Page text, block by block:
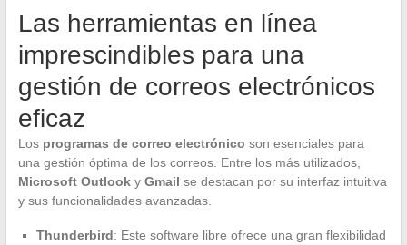
Las herramientas en línea
imprescindibles para una
gestión de correos electrónicos
eficaz
Los programas de correo electrónico son esenciales para
una gestión óptima de los correos. Entre los más utilizados,
Microsoft Outlooky Gmail se destacan por su interfaz intuitiva
y sus funcionalidades avanzadas.
Thunderbird: Este software libre ofrece una gran flexibilidad